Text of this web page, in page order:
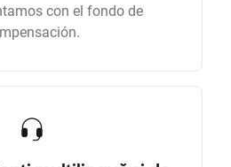
con el fondo de